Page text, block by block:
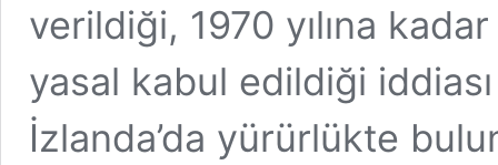
verildiği, 1970 yılına
yasal kabul edildiği
İzlanda’da yürürlükte